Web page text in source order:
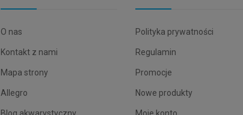
O nas
Kontakt z nami
Mapa strony
Allegro
Polityka prywatności
Regulamin
Promocje
Nowe produkty